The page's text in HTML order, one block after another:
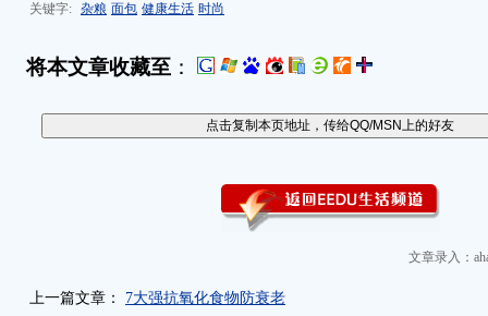
关键字: 杂粮 面包 健康生活 时尚
将本文章收藏至 ：
文章录入：
上一篇文章： 7大强抗氧化食物防衰老